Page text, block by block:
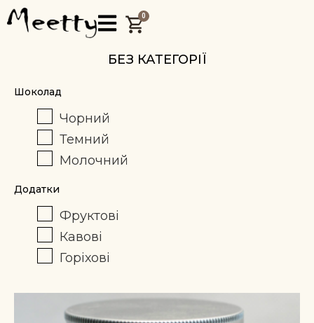
0
БЕЗ КАТЕГОРІЇ
Шоколад
Чорний
Темний
Молочний
Додатки
Фруктові
Кавові
Горіхові